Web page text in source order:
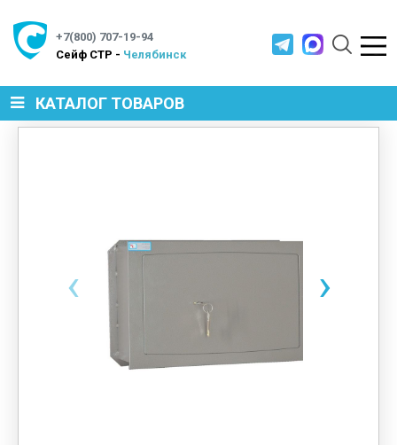
+7(800) 707-19-94
Cейф СТР - Челябинск
КАТАЛОГ ТОВАРОВ
МЕТАЛЛИЧЕСКИЕ СТЕЛЛАЖИ
ПРОИЗВОДСТВЕННАЯ МЕБЕЛЬ
‹ ›